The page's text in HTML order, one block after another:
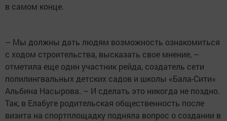
в самом конце.
– Мы должны дать людям возможность ознакомиться
с ходом строительства, высказать свое мнение, –
отметила еще один участник рейда, создатель сети
полилингвальных детских садов и школы «Бала-Сити»
Альбина Насырова. – И сделать это никогда не поздно.
Так, в Елабуге родительская общественность после
визита на спортплощадку подняла вопрос о создании в